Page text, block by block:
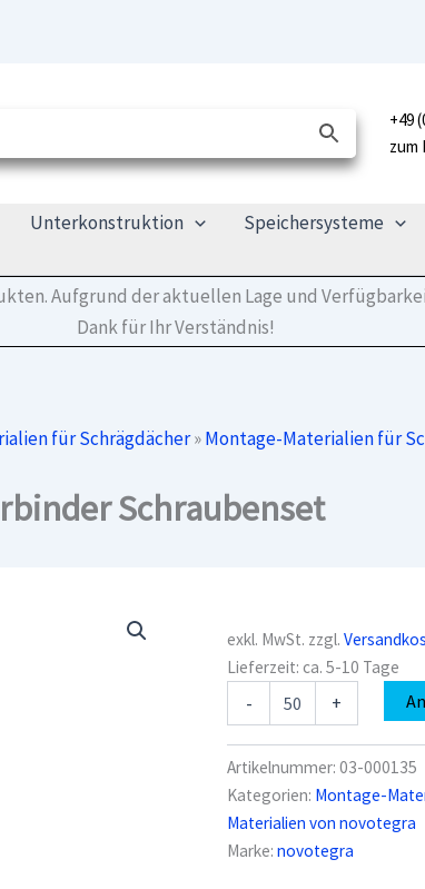
+49
zum
Unterkonstruktion Speichersysteme
Aufgrund der aktuellen Lage und
Dank für Ihr Verständnis!
für Schrägdächer»Montage-Materialien für
Schraubenset
exkl. MwSt. zzgl.
Lieferzeit:ca. 5-10 Tage
-
Schienenverbinder
Schraubenset
Menge
+
Artikelnummer:03-000135
Kategorien: Montage-
Materialien von novotegra
Marke:novotegra